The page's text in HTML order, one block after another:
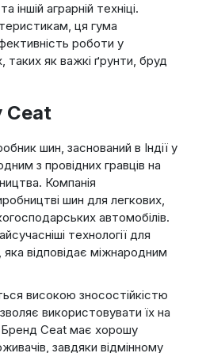
іншій аграрній техніці.
ця гума
роботи у
таких як важкі ґрунти, бруд
Ceat
шин, заснований в Індії у
з провідних гравців на
Компанія
шин для легкових,
автомобілів.
технології для
відповідає міжнародним
високою зносостійкістю
використовувати їх на
Бренд Ceat має хорошу
завдяки відмінному